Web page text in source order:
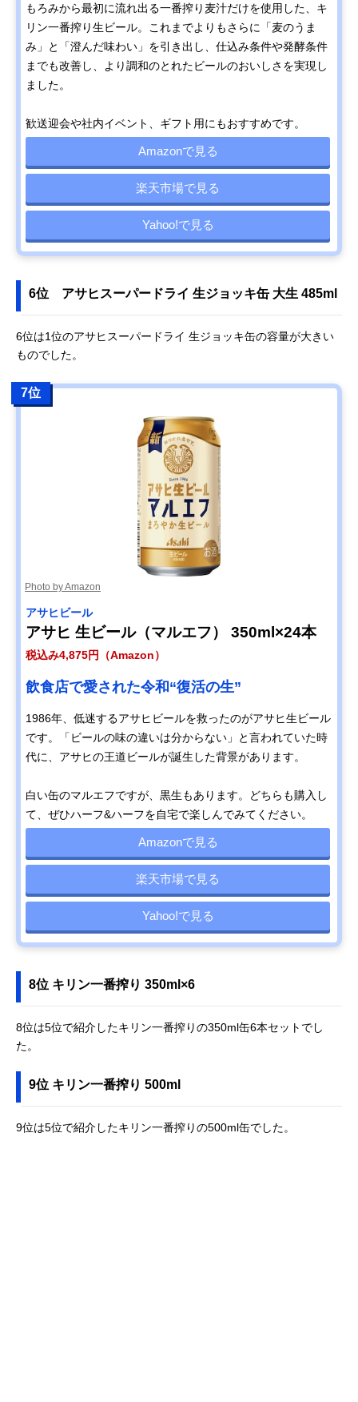
もろみから最初に流れ出る一番搾り麦汁だけを使用した、キ
リン一番搾り生ビール。これまでよりもさらに「麦のうま
み」と「澄んだ味わい」を引き出し、仕込み条件や発酵条件
までも改善し、より調和のとれたビールのおいしさを実現し
ました。
歓送迎会や社内イベント、ギフト用にもおすすめです。
Amazonで見る
楽天市場で見る
Yahoo!で見る
6位 アサヒスーパードライ 生ジョッキ缶 大生 485ml
6位は1位のアサヒスーパードライ 生ジョッキ缶の容量が大きい
ものでした。
7位
Photo by Amazon
アサヒビール
アサヒ 生ビール（マルエフ） 350ml×24本
税込み4,875円（Amazon）
飲食店で愛された令和“復活の生”
1986年、低迷するアサヒビールを救ったのがアサヒ生ビール
です。「ビールの味の違いは分からない」と言われていた時
代に、アサヒの王道ビールが誕生した背景があります。
白い缶のマルエフですが、黒生もあります。どちらも購入し
て、ぜひハーフ&ハーフを自宅で楽しんでみてください。
Amazonで見る
楽天市場で見る
Yahoo!で見る
8位 キリン一番搾り 350ml×6
8位は5位で紹介したキリン一番搾りの350ml缶6本セットでし
た。
9位 キリン一番搾り 500ml
9位は5位で紹介したキリン一番搾りの500ml缶でした。